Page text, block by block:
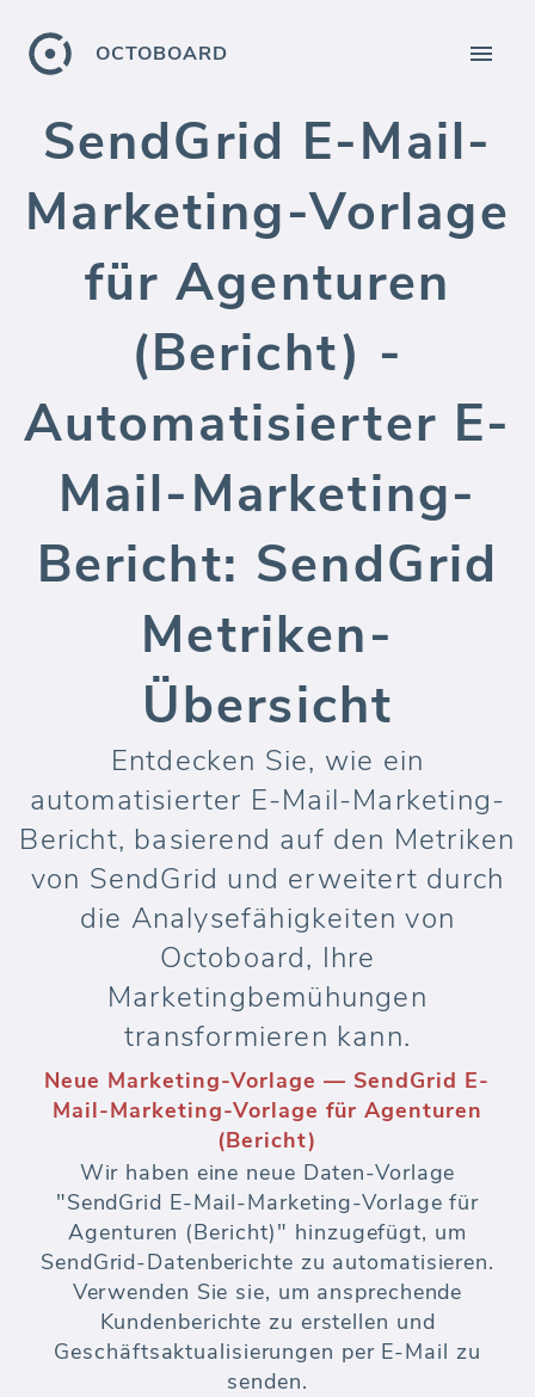
OCTOBOARD
SendGrid E-Mail-
Marketing-Vorlage
für Agenturen
(Bericht) -
Automatisierter E-
Mail-Marketing-
Bericht: SendGrid
Metriken-
Übersicht
Entdecken Sie, wie ein
automatisierter E-Mail-Marketing-
Bericht, basierend auf den Metriken
von SendGrid und erweitert durch
die Analysefähigkeiten von
Octoboard, Ihre
Marketingbemühungen
transformieren kann.
Neue Marketing-Vorlage — SendGrid E-
Mail-Marketing-Vorlage für Agenturen
(Bericht)
Wir haben eine neue Daten-Vorlage
"SendGrid E-Mail-Marketing-Vorlage für
Agenturen (Bericht)" hinzugefügt, um
SendGrid-Datenberichte zu automatisieren.
Verwenden Sie sie, um ansprechende
Kundenberichte zu erstellen und
Geschäftsaktualisierungen per E-Mail zu
senden.